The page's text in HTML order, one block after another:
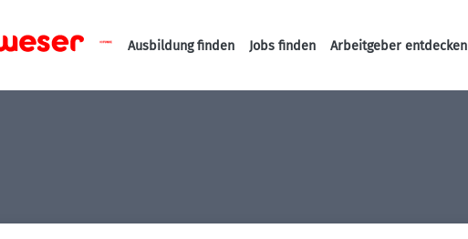
Haupt-Navigation
Ausbildung finden Jobs finden Arbeitgeber entdecken